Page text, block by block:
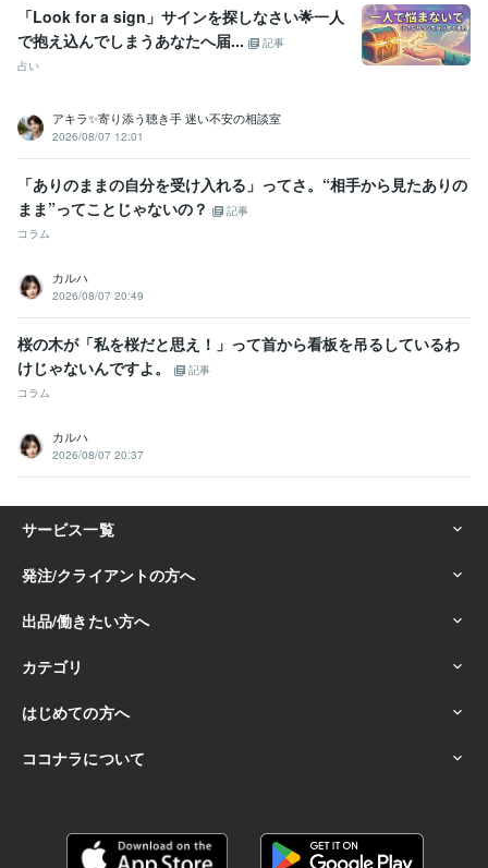
「Look for a sign」サインを探しなさい🌟一人
で抱え込んでしまうあなたへ届...
記事
占い
アキラ✨寄り添う聴き手 迷い不安の相談室
2026/08/07 12:01
「ありのままの自分を受け入れる」ってさ。“相手から見たありの
まま”ってことじゃないの？
記事
コラム
カルハ
2026/08/07 20:49
桜の木が「私を桜だと思え！」って首から看板を吊るしているわ
けじゃないんですよ。
記事
コラム
カルハ
2026/08/07 20:37